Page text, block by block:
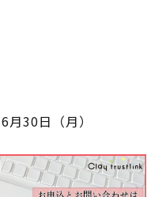
月30日（月）